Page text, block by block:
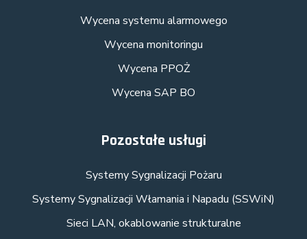
Wycena systemu alarmowego
Wycena monitoringu
Wycena PPOŻ
Wycena SAP BO
Pozostałe usługi
Systemy Sygnalizacji Pożaru
Systemy Sygnalizacji Włamania i Napadu (SSWiN)
Sieci LAN, okablowanie strukturalne